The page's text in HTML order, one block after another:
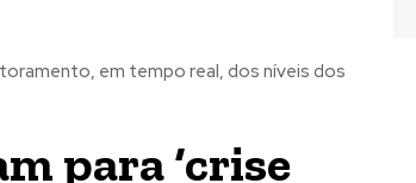
em tempo real, dos níveis dos
para ‘crise